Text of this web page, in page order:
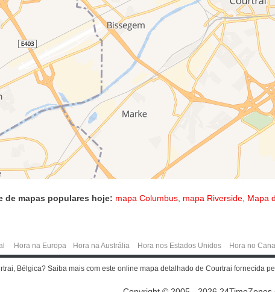
de mapas populares hoje: mapa Columbus mapa Riverside Mapa
Hora na Europa Hora na Austrália Hora nos Estados Unidos Hora no
Bélgica? Saiba mais com este online mapa detalhado de Courtrai fornecida